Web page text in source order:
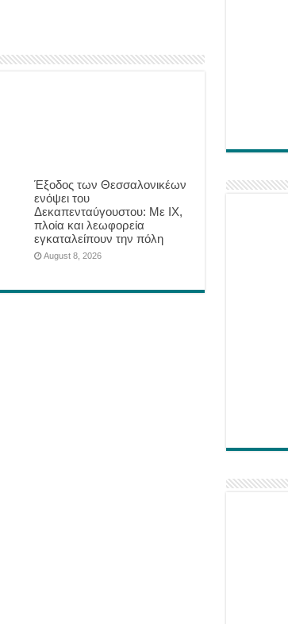
Έξοδος των Θεσσαλονικέων
ενόψει του
Δεκαπενταύγουστου: Με ΙΧ,
πλοία και λεωφορεία
εγκαταλείπουν την πόλη
August 8, 2026